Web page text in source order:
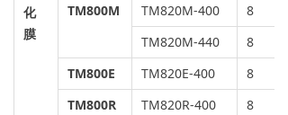
化
膜
TM800M
TM820M-400
8
TM820M-440
8
TM800E
TM820E-400
8
TM800R
TM820R-400
8